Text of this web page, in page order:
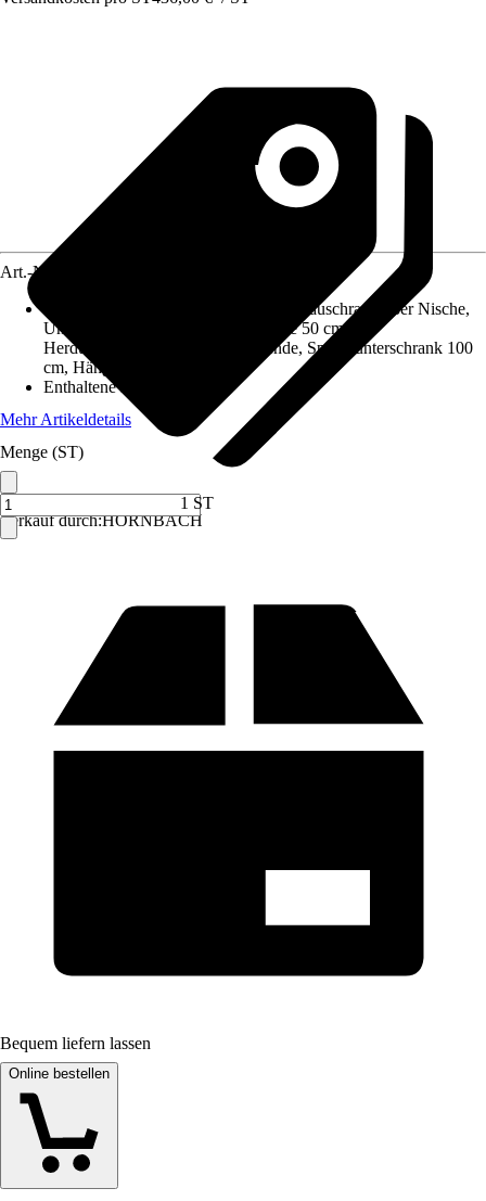
Verkauf durch:HORNBACH
Art.-Nr.
Kühlumbauschrank 88er Nische,
Unterschrank mit Tür und Schublade 50 cm,
Herdumbauschrank mit fester Blende, Spülenunterschrank 100
cm, Hängeschrank 50 cm
Enthaltene Elektrogeräte
Mehr Artikeldetails
Menge (ST)
1 ST
Bequem liefern lassen
Online bestellen